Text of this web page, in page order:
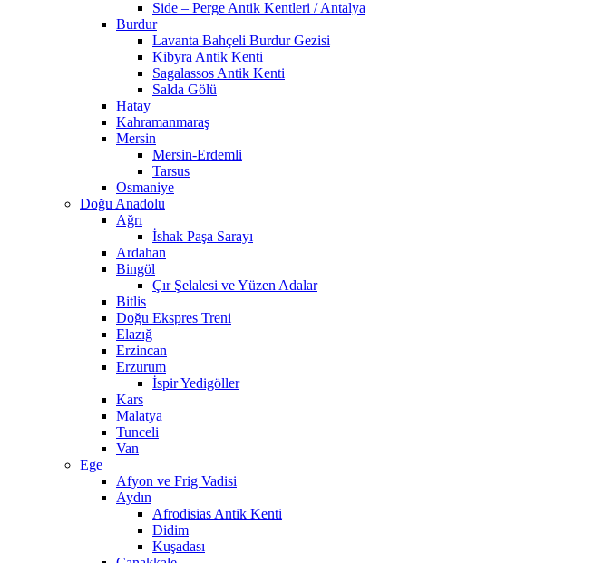
Side – Perge Antik Kentleri / Antalya
Burdur
Lavanta Bahçeli Burdur Gezisi
Kibyra Antik Kenti
Sagalassos Antik Kenti
Salda Gölü
Hatay
Kahramanmaraş
Mersin
Mersin-Erdemli
Tarsus
Osmaniye
Doğu Anadolu
Ağrı
İshak Paşa Sarayı
Ardahan
Bingöl
Çır Şelalesi ve Yüzen Adalar
Bitlis
Doğu Ekspres Treni
Elazığ
Erzincan
Erzurum
İspir Yedigöller
Kars
Malatya
Tunceli
Van
Ege
Afyon ve Frig Vadisi
Aydın
Afrodisias Antik Kenti
Didim
Kuşadası